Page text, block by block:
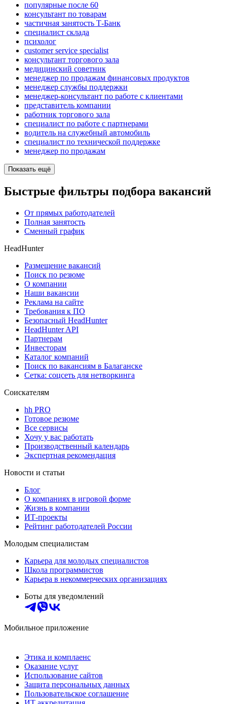
популярные после 60
консультант по товарам
частичная занятость Т-Банк
специалист склада
психолог
customer service specialist
консультант торгового зала
медицинский советник
менеджер по продажам финансовых продуктов
менеджер службы поддержки
менеджер-консультант по работе с клиентами
представитель компании
работник торгового зала
специалист по работе с партнерами
водитель на служебный автомобиль
специалист по технической поддержке
менеджер по продажам
Показать ещё
Быстрые фильтры подбора вакансий
От прямых работодателей
Полная занятость
Сменный график
HeadHunter
Размещение вакансий
Поиск по резюме
О компании
Наши вакансии
Реклама на сайте
Требования к ПО
Безопасный HeadHunter
HeadHunter API
Партнерам
Инвесторам
Каталог компаний
Поиск по вакансиям в Балаганске
Сетка: соцсеть для нетворкинга
Соискателям
hh PRO
Готовое резюме
Все сервисы
Хочу у вас работать
Производственный календарь
Экспертная рекомендация
Новости и статьи
Блог
О компаниях в игровой форме
Жизнь в компании
ИТ-проекты
Рейтинг работодателей России
Молодым специалистам
Карьера для молодых специалистов
Школа программистов
Карьера в некоммерческих организациях
Боты для уведомлений
Мобильное приложение
Этика и комплаенс
Оказание услуг
Использование сайтов
Защита персональных данных
Пользовательское соглашение